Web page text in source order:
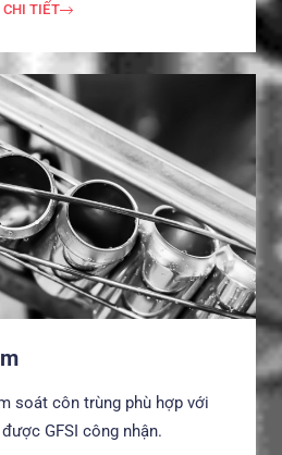
CHI TIẾT
soát côn trùng phù hợp với
GFSI công nhận.